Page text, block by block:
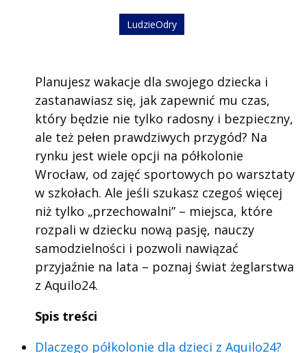
LudzieOdry
Planujesz wakacje dla swojego dziecka i
zastanawiasz się, jak zapewnić mu czas,
który będzie nie tylko radosny i bezpieczny,
ale też pełen prawdziwych przygód? Na
rynku jest wiele opcji na półkolonie
Wrocław, od zajęć sportowych po warsztaty
w szkołach. Ale jeśli szukasz czegoś więcej
niż tylko „przechowalni” – miejsca, które
rozpali w dziecku nową pasję, nauczy
samodzielności i pozwoli nawiązać
przyjaźnie na lata – poznaj świat żeglarstwa
z Aquilo24.
Spis treści
Dlaczego półkolonie dla dzieci z Aquilo24?